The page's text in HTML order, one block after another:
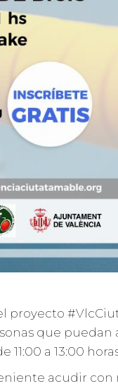
proyecto
que puedan
a 13:00
acudir